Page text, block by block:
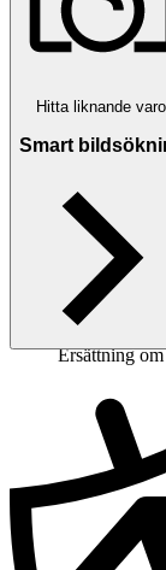
Ersättning
Hitta liknande
Smart